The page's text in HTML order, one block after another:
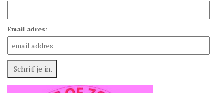
Email adres: